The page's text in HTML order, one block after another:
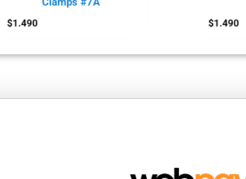
$1.490 $1.490